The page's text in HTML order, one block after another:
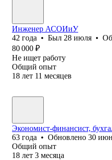
Инженер АСОИиУ
42 года • Был 28 июля •
80 000 ₽
Не ищет работу
Общий опыт
18 лет 11 месяцев
Экономист-финансист,
63 года • Обновлено 30
Общий опыт
18 лет 3 месяца